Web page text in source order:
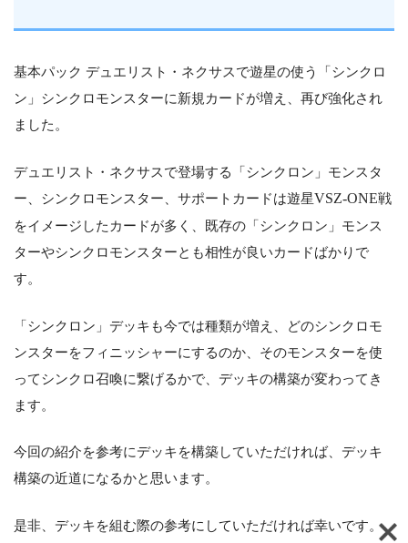
基本パック デュエリスト・ネクサスで遊星の使う「シンクロ
ン」シンクロモンスターに新規カードが増え、再び強化され
ました。
デュエリスト・ネクサスで登場する「シンクロン」モンスタ
ー、シンクロモンスター、サポートカードは遊星VSZ-ONE戦
をイメージしたカードが多く、既存の「シンクロン」モンス
ターやシンクロモンスターとも相性が良いカードばかりで
す。
「シンクロン」デッキも今では種類が増え、どのシンクロモ
ンスターをフィニッシャーにするのか、そのモンスターを使
ってシンクロ召喚に繋げるかで、デッキの構築が変わってき
ます。
今回の紹介を参考にデッキを構築していただければ、デッキ
構築の近道になるかと思います。
是非、デッキを組む際の参考にしていただければ幸いです。